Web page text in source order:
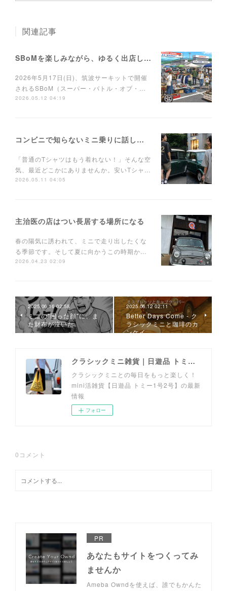
関連記事
SBoMを楽しみながら、ゆるく出店しませんか？
2026年5月17日(日)、筑波サーキットで開催
されるSBoM（スーパー・バトル・オブ・…
2026.05.12 04:19
コンビニで知らないミニ乗りに話しかけられるTシャツ
「普通のTシャツはもう着れない！」そんな空
気、最近どこかにありませんか。安いTシャ…
2026.05.11 04:05
主治医の店はつい長居する場所になる
春の陽気に誘われて、ミニで走り出したくな
る季節です。そして夏に向かうこの時期か…
2026.04.23 02:09
2025.06.16 02:58
ミニの"困った顔"に、ま
た財布が泣いた
2025.06.12 02:11
Better Days Come - ク
ラシックミニと珈琲のカ
ンケイ
クラシックミニ雑貨｜日遊品 トミー1号2号
クラシックミニとの毎日をもっと楽しく！
mini活雑貨【日遊品 トミー1号2号】の最新
情報
フォロー
0 コメント
PR
あなたもサイトをつくってみ
ませんか
Ameba Owndを使えば、誰でもかんた